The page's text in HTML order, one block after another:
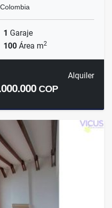
1 Garaje
100 Área m2
Alquiler
COP